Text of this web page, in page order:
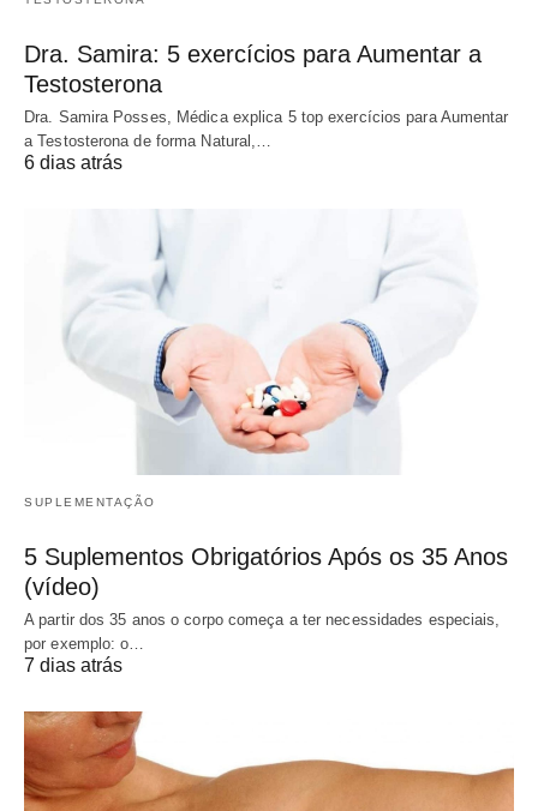
Dra. Samira: 5 exercícios para Aumentar a
Testosterona
Dra. Samira Posses, Médica explica 5 top exercícios para Aumentar
a Testosterona de forma Natural,…
6 dias atrás
SUPLEMENTAÇÃO
5 Suplementos Obrigatórios Após os 35 Anos
(vídeo)
A partir dos 35 anos o corpo começa a ter necessidades especiais,
por exemplo: o…
7 dias atrás